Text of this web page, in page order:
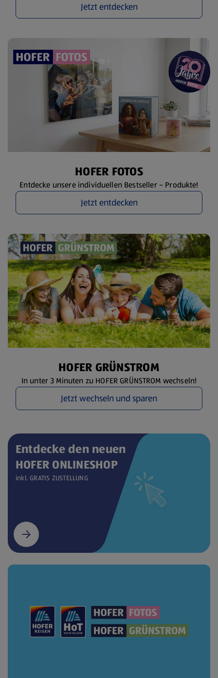
Jetzt entdecken
HOFER FOTOS
Entdecke unsere individuellen Bestseller – Produkte!
Jetzt entdecken
HOFER GRÜNSTROM
In unter 3 Minuten zu HOFER GRÜNSTROM wechseln!
Jetzt wechseln und sparen
Entdecke den neuen
HOFER ONLINESHOP
inkl. GRATIS ZUSTELLUNG
(öffnet in einem neuen Tab)